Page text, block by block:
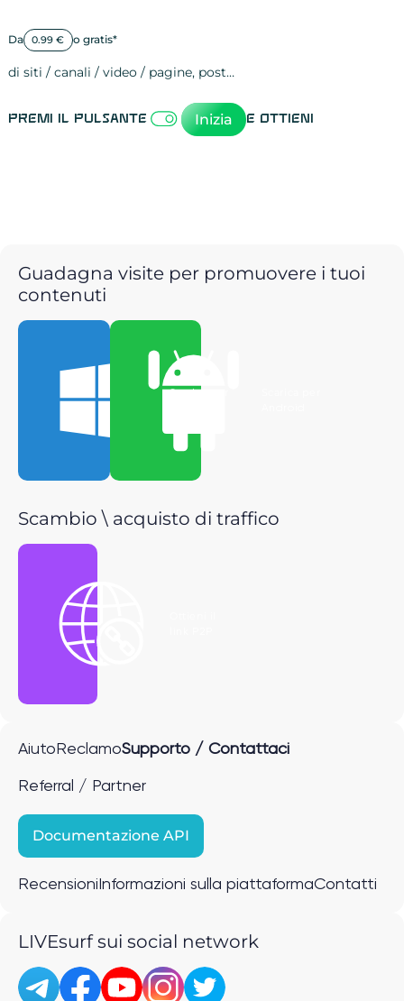
Da 0.99 € o gratis*
di siti / canali / video / pagine, post…
Premi il pulsante Inizia e ottieni
Guadagna visite per promuovere i tuoi
contenuti
Scarica per
Scambio \ acquisto di traffico
Aiuto ReclamoSupporto / Contattaci
Referral / Partner
Documentazione API
Recensioni Informazioni sulla piattaformaContatti
LIVEsurf sui social network